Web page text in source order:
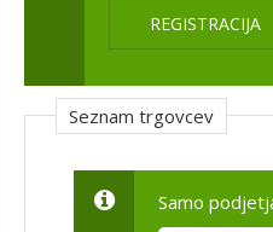
REGISTRACIJA
Seznam trgovcev
Samo